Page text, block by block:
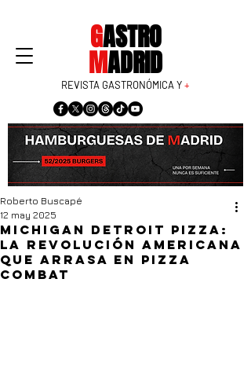
GASTRO
MADRID
REVISTA GASTRONÓMICA Y+
Michigan Detroit Pizza:
la revolución americana
que arrasa en Pizza
Combat
Roberto Buscapé
12 may 2025